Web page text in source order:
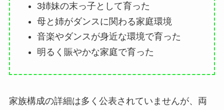
3姉妹の末っ子として育った
母と姉がダンスに関わる家庭環境
音楽やダンスが身近な環境で育った
明るく賑やかな家庭で育った
家族構成の詳細は多く公表されていませんが、両